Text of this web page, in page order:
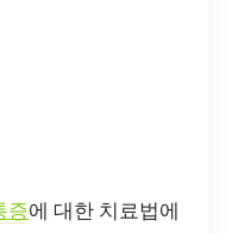
증에 대한 치료법에